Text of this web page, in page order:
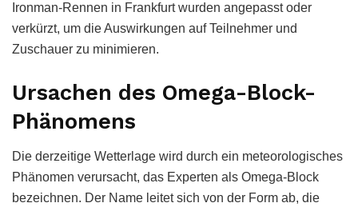
Ironman-Rennen in Frankfurt wurden angepasst oder
verkürzt, um die Auswirkungen auf Teilnehmer und
Zuschauer zu minimieren.
Ursachen des Omega-Block-
Phänomens
Die derzeitige Wetterlage wird durch ein meteorologisches
Phänomen verursacht, das Experten als Omega-Block
bezeichnen. Der Name leitet sich von der Form ab, die